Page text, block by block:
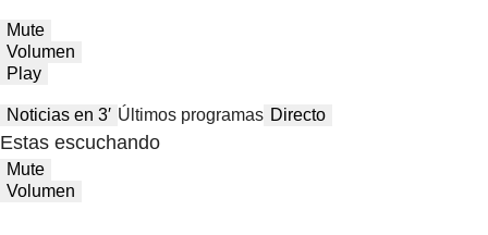
Mute
Volumen
Play
Noticias en 3′ Últimos programas Directo
Estas escuchando
Mute
Volumen